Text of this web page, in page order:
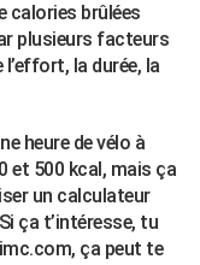
calories brûlées
plusieurs facteurs
la durée, la
heure de vélo à
et 500 kcal, mais ça
un calculateur
ça t’intéresse, tu
ça peut te